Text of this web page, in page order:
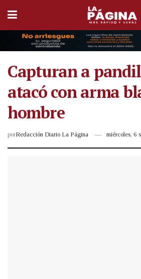
Capturan a
atacó con arma
hombre
porRedacción Diario La Página miércoles, 6